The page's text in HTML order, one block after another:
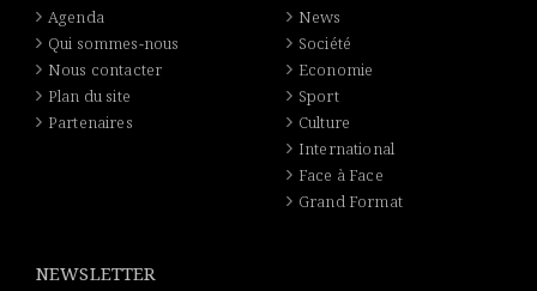
Agenda
Qui sommes-nous
Nous contacter
Plan du site
Partenaires
News
Société
Economie
Sport
Culture
International
Face à Face
Grand Format
NEWSLETTER